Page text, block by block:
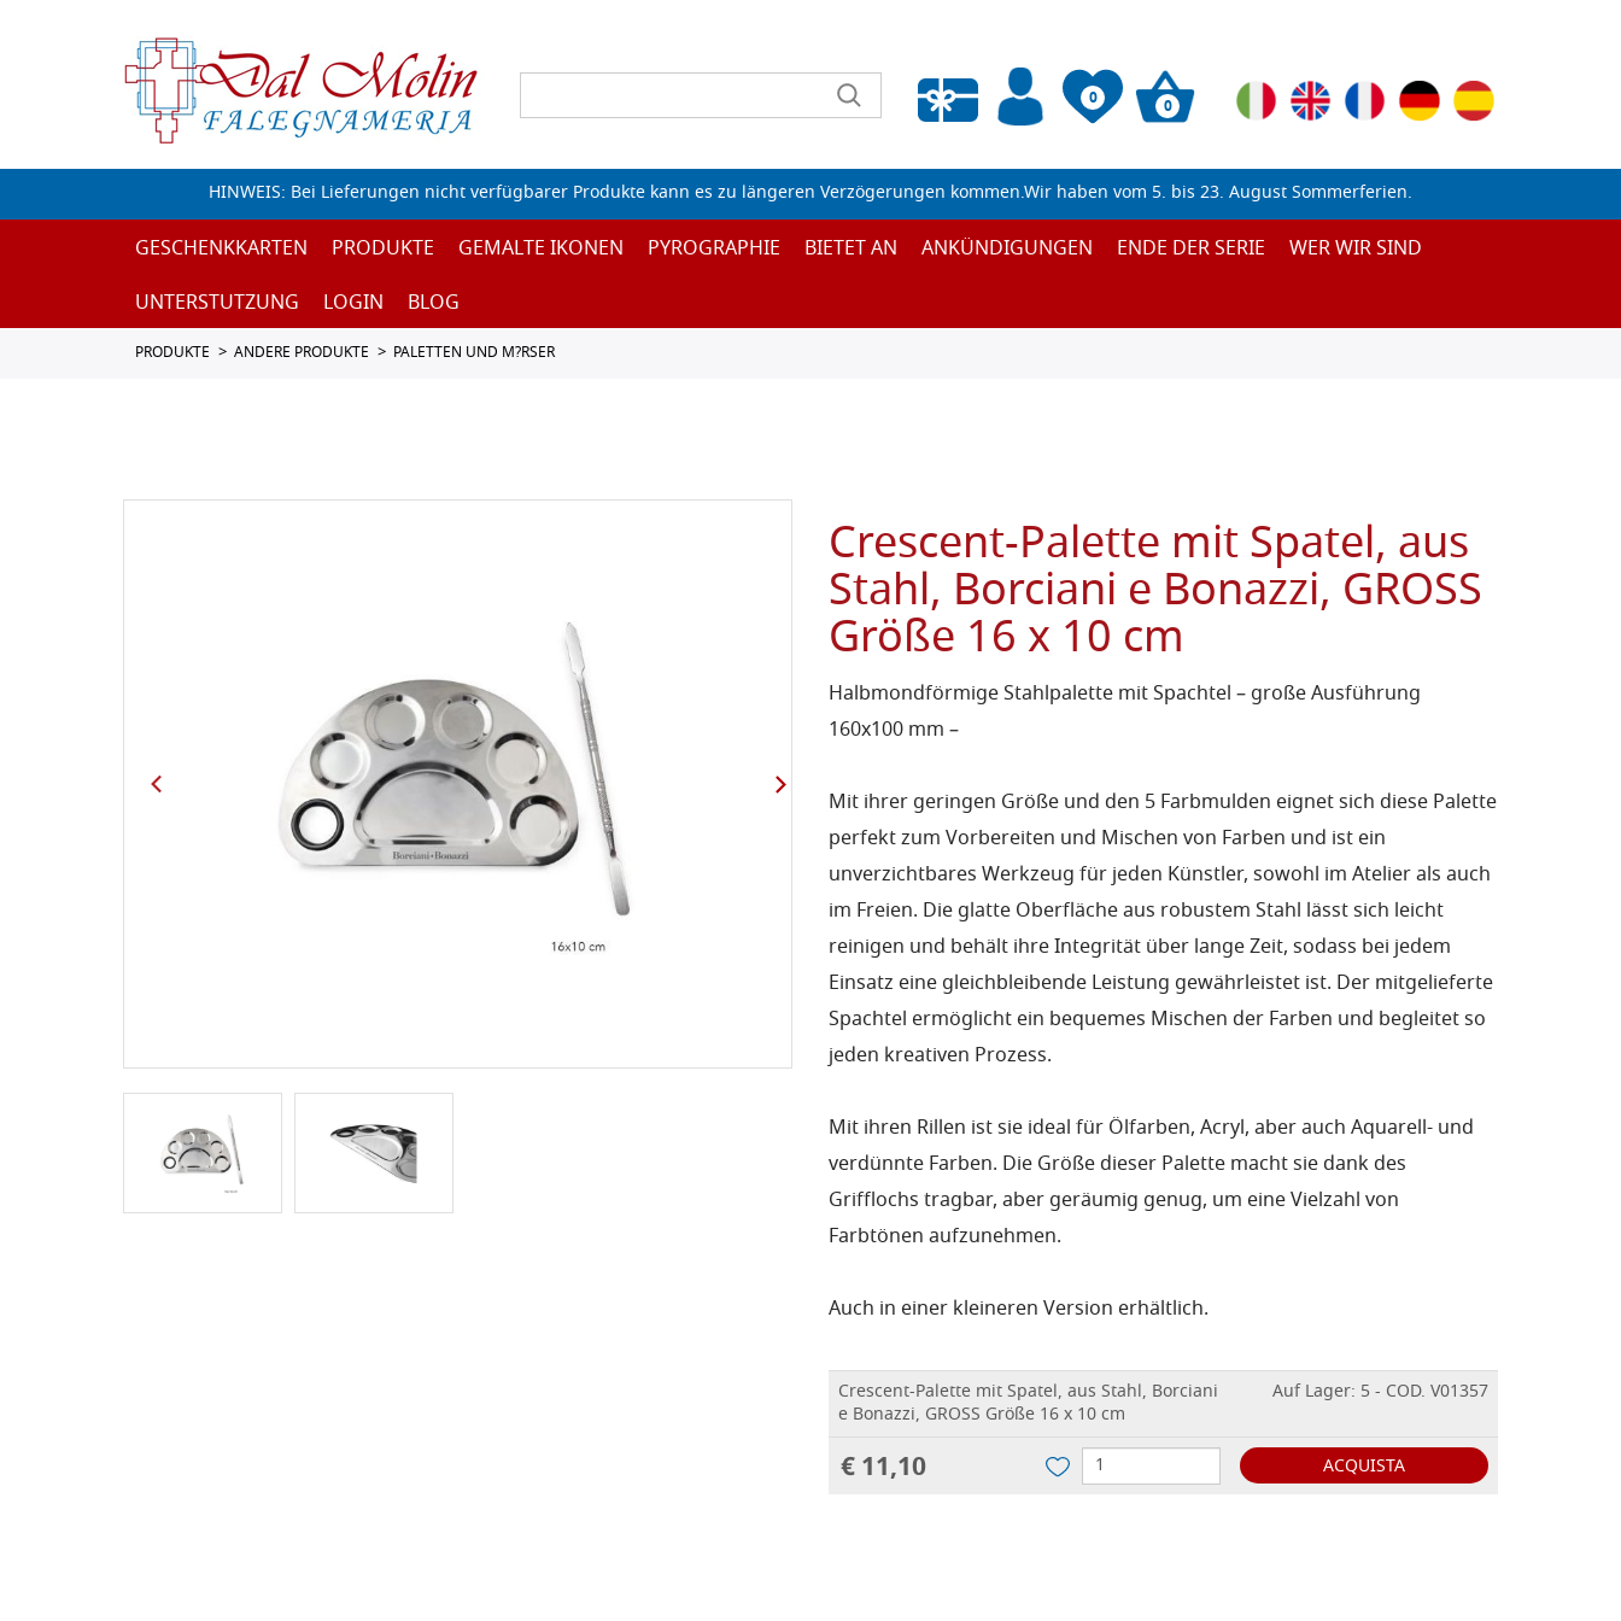
0
Wunschliste leeren
0
HINWEIS: Bei Lieferungen nicht verfügbarer Produkte kann es zu längeren Verzögerungen kommen.Wir haben vom 5. bis 23. August Sommerferien.
GESCHENKKARTEN PRODUKTE GEMALTE IKONEN PYROGRAPHIE BIETET AN ANKÜNDIGUNGEN ENDE DER SERIE
WER WIR SIND
UNTERSTUTZUNG
LOGIN BLOG
PRODUKTE ANDERE PRODUKTE PALETTEN UND M?RSER
Crescent-Palette mit Spatel, aus
Stahl, Borciani e Bonazzi, GROSS
Größe 16 x 10 cm
Halbmondförmige Stahlpalette mit Spachtel – große Ausführung
160x100 mm –
Mit ihrer geringen Größe und den 5 Farbmulden eignet sich diese Palette
perfekt zum Vorbereiten und Mischen von Farben und ist ein
unverzichtbares Werkzeug für jeden Künstler, sowohl im Atelier als auch
im Freien. Die glatte Oberfläche aus robustem Stahl lässt sich leicht
reinigen und behält ihre Integrität über lange Zeit, sodass bei jedem
Einsatz eine gleichbleibende Leistung gewährleistet ist. Der mitgelieferte
Spachtel ermöglicht ein bequemes Mischen der Farben und begleitet so
jeden kreativen Prozess.
Mit ihren Rillen ist sie ideal für Ölfarben, Acryl, aber auch Aquarell- und
verdünnte Farben. Die Größe dieser Palette macht sie dank des
Grifflochs tragbar, aber geräumig genug, um eine Vielzahl von
Farbtönen aufzunehmen.
Auch in einer kleineren Version erhältlich.
Crescent-Palette mit Spatel, aus Stahl, Borciani
e Bonazzi, GROSS Größe 16 x 10 cm
Auf Lager: 5 - COD. V01357
€ 11,10 ACQUISTA